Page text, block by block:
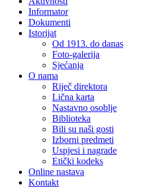
Informator
Dokumenti
Istorijat
Od 1913. do danas
Foto-galerija
Sjećanja
O nama
Riječ direktora
Lična karta
Nastavno osoblje
Biblioteka
Bili su naši gosti
Izborni predmeti
Uspjesi i nagrade
Etički kodeks
Online nastava
Kontakt